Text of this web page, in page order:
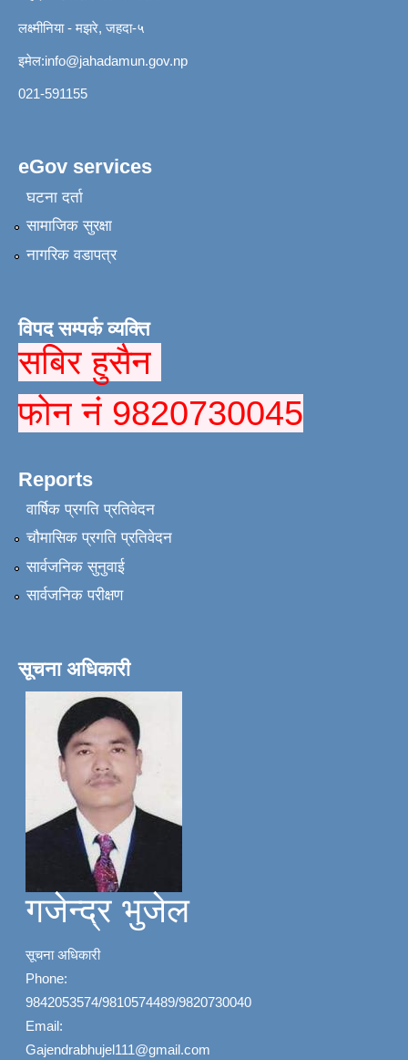
लक्ष्मीनिया - मझरे, जहदा-५
इमेल:info@jahadamun.gov.np
021-591155
eGov services
घटना दर्ता
सामाजिक सुरक्षा
नागरिक वडापत्र
विपद सम्पर्क व्यक्ति
सबिर हुसैन
फोन नं 9820730045
Reports
वार्षिक प्रगति प्रतिवेदन
चौमासिक प्रगति प्रतिवेदन
सार्वजनिक सुनुवाई
सार्वजनिक परीक्षण
सूचना अधिकारी
गजेन्द्र भुजेल
सूचना अधिकारी
Phone:
9842053574/9810574489/9820730040
Email:
Gajendrabhujel111@gmail.com